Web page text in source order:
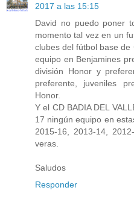
2017 a las 15:15
David no puedo poner
momento tal vez en un
clubes del fútbol base
equipo en Benjamines
división Honor y
preferente, juveniles
Honor.
Y el CD BADIA DEL
17 ningún equipo en
2015-16, 2013-14,
veras.
Saludos
Responder